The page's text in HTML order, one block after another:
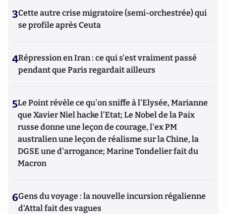
3Cette autre crise migratoire (semi-orchestrée) qui
se profile après Ceuta
4Répression en Iran : ce qui s'est vraiment passé
pendant que Paris regardait ailleurs
5Le Point révèle ce qu'on sniffe à l'Elysée, Marianne
que Xavier Niel hacke l'Etat; Le Nobel de la Paix
russe donne une leçon de courage, l'ex PM
australien une leçon de réalisme sur la Chine, la
DGSE une d'arrogance; Marine Tondelier fait du
Macron
6Gens du voyage : la nouvelle incursion régalienne
d'Attal fait des vagues